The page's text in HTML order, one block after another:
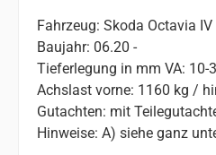
Fahrzeug: Skoda Octavia
Baujahr: 06.20 -
Tieferlegung in mm VA:
Achslast vorne: 1160 kg /
Gutachten: mit
Hinweise: A) siehe ganz